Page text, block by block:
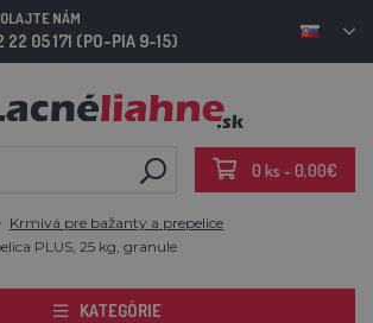
NÁM
22 05 171 (PO-PIA 9-15)
0 ks - 0,00€
Krmivá pre bažanty a prepelice
PLUS, 25 kg, granule
KATEGÓRIE